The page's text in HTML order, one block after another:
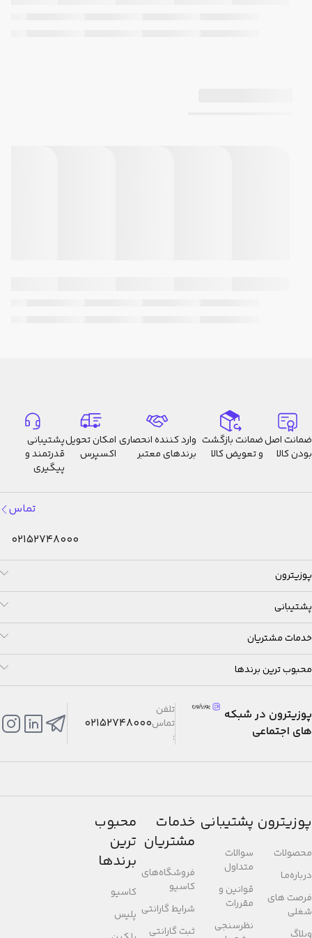
ضمانت اصل
بودن کالا
ضمانت بازگشت
و تعویض کالا
وارد کننده انحصاری
برندهای معتبر
امکان تحویل
اکسپرس
پشتیبانی
قدرتمند و
پیگیری
تماس
02152748000
پوزیترون
پشتیبانی
خدمات مشتریان
محبوب ترین برندها
پوزیترون در شبکه
های اجتماعی
تلفن
تماس
:
02152748000
پوزیترون
محصولات
درباره‌مـا
فرصت های
شغلی
وبلاگ
پشتیبانی
سوالات
متداول
قوانین و
مقررات
نظرسنجی
خدمات
مشتریان
فروشگاه‌های
کاسیو
شرایط گارانتی
ثبت گارانتی
محبوب
ترین
برندها
کاسیو
پلیس